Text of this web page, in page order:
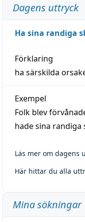
Dagens uttryck
Ha sina randiga
Förklaring
ha särskilda
Exempel
Folk blev
hade sina randiga
Läs mer om dagens
Här hittar du alla
Mina sökningar